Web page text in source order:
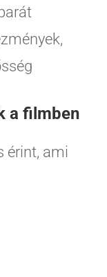
a filmben
érint, ami